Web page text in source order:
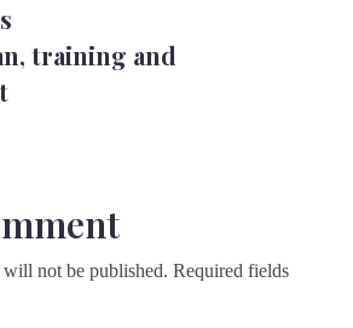
, training and
will not be published. Required fields